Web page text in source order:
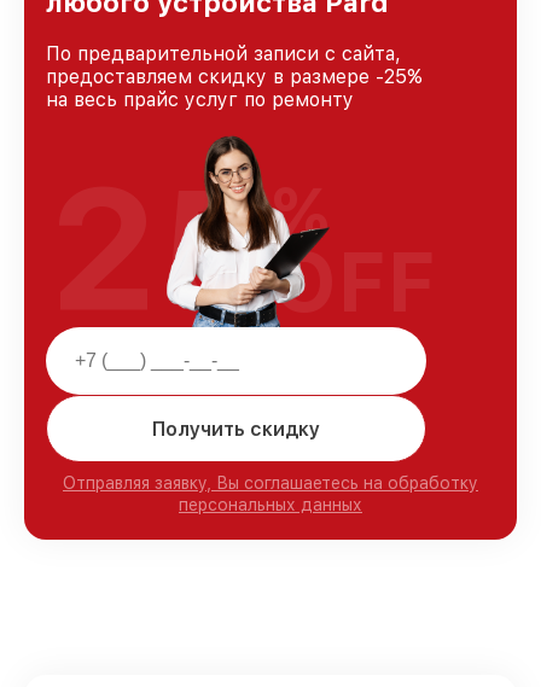
По предварительной записи с сайта,
предоставляем скидку в размере -25%
на весь прайс услуг по ремонту
Получить скидку
Отправляя заявку, Вы соглашаетесь на обработку
персональных данных
25%
OFF